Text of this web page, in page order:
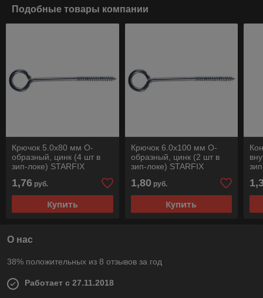
Подобные товары компании
Крючок 5.0х80 мм О-
образный, цинк (4 шт в
зип-локе) STARFIX
1,76 руб.
Купить
Крючок 6.0х100 мм О-
образный, цинк (2 шт в
зип-локе) STARFIX
1,80 руб.
Купить
О нас
38% положительных из 8 отзывов за год
Работает с 27.11.2018